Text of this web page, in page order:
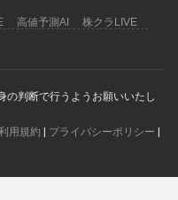
高値予測AI 株クラLIVE
の判断で行うようお願いいたし
用規約 プライバシーポリシー